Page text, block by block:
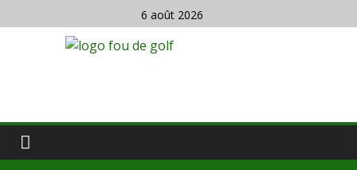
6 août 2026